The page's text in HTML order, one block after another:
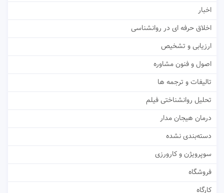
اخبار
اخلاق حرفه ای در روانشناسی
ارزیابی و تشخیص
اصول و فنون مشاوره
تالیفات و ترجمه ها
تحلیل روانشناختی فیلم
درمان هیجان مدار
دسته‌بندی نشده
سوپرویژن و کارورزی
فروشگاه
کارگاه